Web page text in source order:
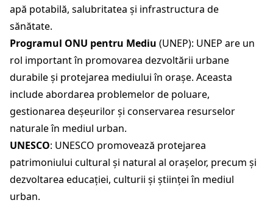
apă potabilă, salubritatea și infrastructura de
sănătate.
Programul ONU pentru Mediu (UNEP): UNEP are un
rol important în promovarea dezvoltării urbane
durabile și protejarea mediului în orașe. Aceasta
include abordarea problemelor de poluare,
gestionarea deșeurilor și conservarea resurselor
naturale în mediul urban.
UNESCO: UNESCO promovează protejarea
patrimoniului cultural și natural al orașelor, precum și
dezvoltarea educației, culturii și științei în mediul
urban.